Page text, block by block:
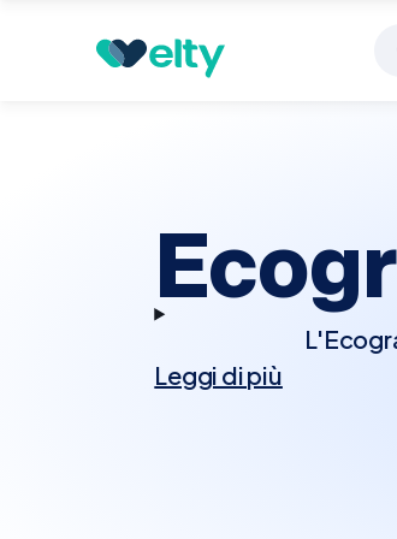
Prenota visita Ecografia
Leggi di più